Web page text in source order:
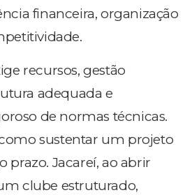
financeira, organização
recursos, gestão
adequada e
de normas técnicas.
sustentar um projeto
prazo. Jacareí, ao abrir
clube estruturado,